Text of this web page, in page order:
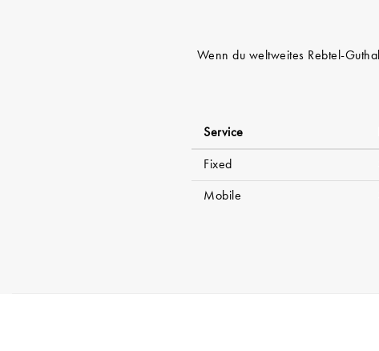
Wenn du weltweites Rebtel-
Service
Fixed
Mobile